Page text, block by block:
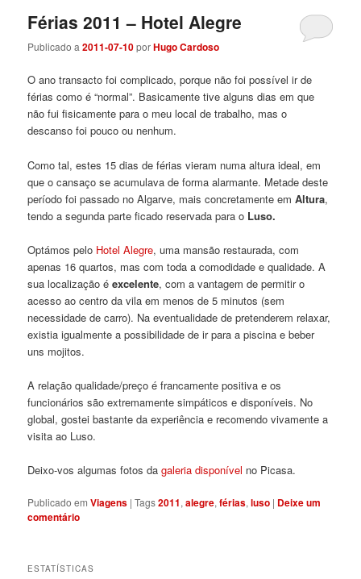
Férias 2011 – Hotel Alegre
Publicado a2011-07-10porHugo Cardoso
O ano transacto foi complicado, porque não foi possível ir de
férias como é “normal”. Basicamente tive alguns dias em que
não fui fisicamente para o meu local de trabalho, mas o
descanso foi pouco ou nenhum.
Como tal, estes 15 dias de férias vieram numa altura ideal, em
que o cansaço se acumulava de forma alarmante. Metade deste
período foi passado no Algarve, mais concretamente emAltura,
tendo a segunda parte ficado reservada para o Luso.
Optámos pelo Hotel Alegre, uma mansão restaurada, com
apenas 16 quartos, mas com toda a comodidade e qualidade. A
sua localização éexcelente, com a vantagem de permitir o
acesso ao centro da vila em menos de 5 minutos (sem
necessidade de carro). Na eventualidade de pretenderem relaxar,
existia igualmente a possibilidade de ir para a piscina e beber
uns mojitos.
A relação qualidade/preço é francamente positiva e os
funcionários são extremamente simpáticos e disponíveis. No
global, gostei bastante da experiência e recomendo vivamente a
visita ao Luso.
Deixo-vos algumas fotos da galeria disponível no Picasa.
Publicado em Viagens |Tags2011,alegre,férias,luso | Deixe um
comentário
ESTATÍSTICAS